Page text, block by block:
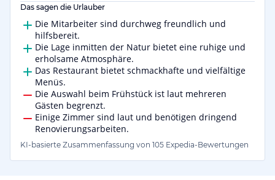
Das sagen die Urlauber
Die Mitarbeiter sind durchweg freundlich und
hilfsbereit.
Die Lage inmitten der Natur bietet eine ruhige und
erholsame Atmosphäre.
Das Restaurant bietet schmackhafte und vielfältige
Menüs.
Die Auswahl beim Frühstück ist laut mehreren
Gästen begrenzt.
Einige Zimmer sind laut und benötigen dringend
Renovierungsarbeiten.
KI-basierte Zusammenfassung von 105 Expedia-Bewertungen